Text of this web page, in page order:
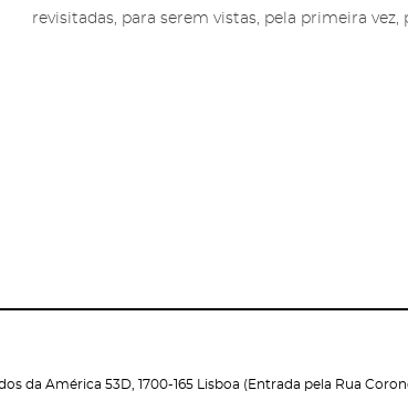
revisitadas, para serem vistas, pela primeira
da América 53D, 1700-165 Lisboa (Entrada pela Rua